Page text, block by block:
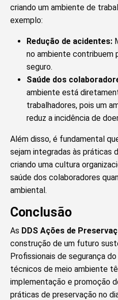
criando um ambiente de
exemplo:
Redução de acidentes:
no ambiente contribuem
seguro.
Saúde dos
ambiente está
trabalhadores, pois um
reduz a incidência de
Além disso, é fundamental
sejam integradas às práticas
criando uma cultura
saúde dos colaboradores
ambiental.
Conclusão
As DDS Ações de
construção de um futuro
Profissionais de segurança
técnicos de meio ambiente
implementação e promoção
práticas de preservação no